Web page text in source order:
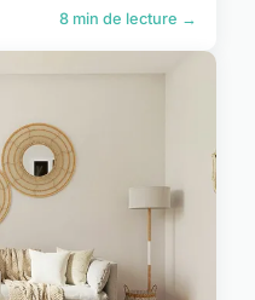
8 min de lecture →